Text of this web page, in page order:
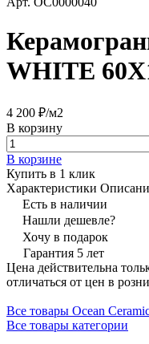
WHITE
4 200 ₽/м2
В корзину
В корзине
Купить в 1 клик
Характеристики
Есть в наличии
Нашли дешевле?
Хочу в подарок
Гарантия 5 лет
Цена действительна
отличаться от цен в
Все товары Ocean
Все товары категории